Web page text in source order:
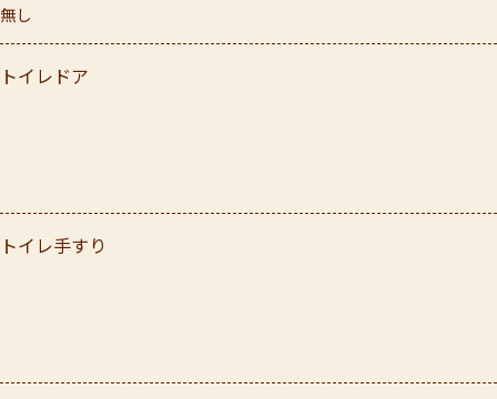
無し
トイレドア
トイレ手すり